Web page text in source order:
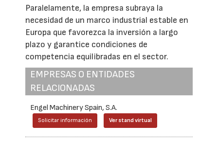
Paralelamente, la empresa subraya la
necesidad de un marco industrial estable en
Europa que favorezca la inversión a largo
plazo y garantice condiciones de
competencia equilibradas en el sector.
EMPRESAS O ENTIDADES
RELACIONADAS
Engel Machinery Spain, S.A.
Solicitar información Ver stand virtual